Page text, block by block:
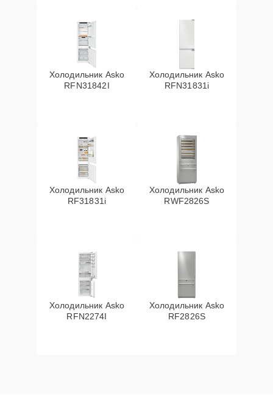
Холодильник Asko
RFN31842I
Холодильник Asko
RFN31831i
Холодильник Asko
RF31831i
Холодильник Asko
RWF2826S
Холодильник Asko
RFN2274I
Холодильник Asko
RF2826S